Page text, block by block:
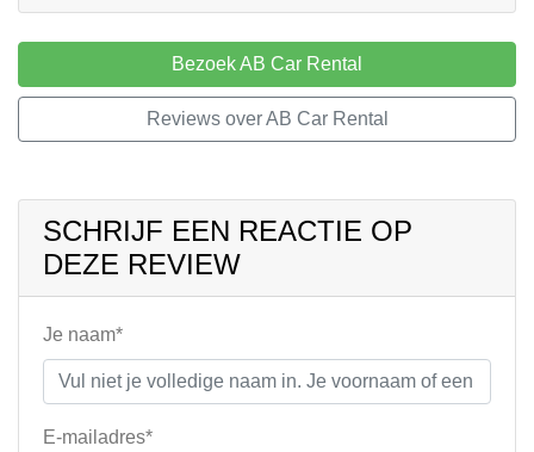
Bezoek AB Car Rental
Reviews over AB Car Rental
SCHRIJF EEN REACTIE OP
DEZE REVIEW
Je naam*
E-mailadres*